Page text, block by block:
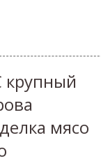
крупный
мясо